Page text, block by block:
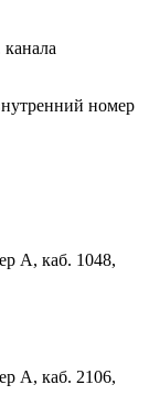
номер
А, каб. 1048,
А, каб. 2106,